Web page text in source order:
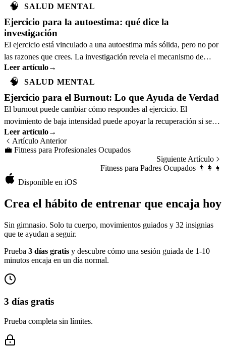
🧠 SALUD MENTAL
Ejercicio para la autoestima: qué dice la
investigación
El ejercicio está vinculado a una autoestima más sólida, pero no por
las razones que crees. La investigación revela el mecanismo de
autoeficacia que genera.
Leer artículo→
🧠 SALUD MENTAL
Ejercicio para el Burnout: Lo que Ayuda de Verdad
El burnout puede cambiar cómo respondes al ejercicio. El
movimiento de baja intensidad puede apoyar la recuperación si se
dosifica con cautela.
Leer artículo→
Artículo Anterior
💼 Fitness para Profesionales Ocupados
Siguiente Artículo
Fitness para Padres Ocupados 👨‍👩‍👧
Disponible en iOS
Crea el hábito de entrenar que encaja hoy
Sin gimnasio. Solo tu cuerpo, movimientos guiados y 32 insignias
que te ayudan a seguir.
Prueba 3 días gratis y descubre cómo una sesión guiada de 1-10
minutos encaja en un día normal.
3 días gratis
Prueba completa sin límites.